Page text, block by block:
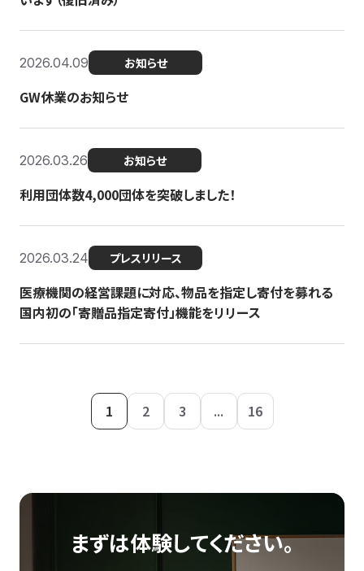
2026.04.09 お知らせ
GW休業のお知らせ
2026.03.26 お知らせ
利用団体数4,000団体を突破しました！
2026.03.24 プレスリリース
医療機関の経営課題に対応、物品を指定し寄付を募れる
国内初の「寄贈品指定寄付」機能をリリース
1 2 3 ... 16
まずは体験してください。